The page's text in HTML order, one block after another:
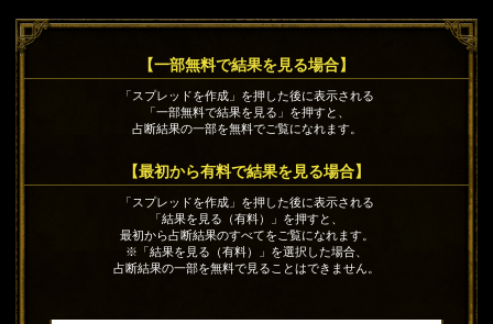
【一部無料で結果を見る場合】
「スプレッドを作成」を押した後に表示される
「一部無料で結果を見る」を押すと、
占断結果の一部を無料でご覧になれます。
【最初から有料で結果を見る場合】
「スプレッドを作成」を押した後に表示される
「結果を見る（有料）」を押すと、
最初から占断結果のすべてをご覧になれます。
※「結果を見る（有料）」を選択した場合、
占断結果の一部を無料で見ることはできません。